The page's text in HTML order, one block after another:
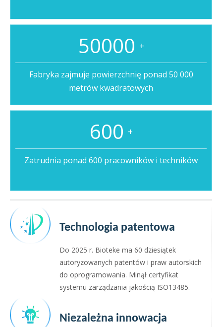
50000 +
Fabryka zajmuje powierzchnię ponad 50 000
metrów kwadratowych
600 +
Zatrudnia ponad 600 pracowników i techników
Technologia patentowa
Do 2025 r. Bioteke ma 60 dziesiątek
autoryzowanych patentów i praw autorskich
do oprogramowania. Minął certyfikat
systemu zarządzania jakością ISO13485.
Niezależna innowacja